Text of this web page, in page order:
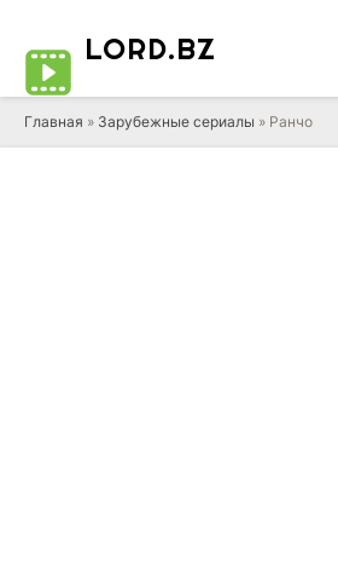
LORD.BZ
Главная » Зарубежные сериалы » Ранчо